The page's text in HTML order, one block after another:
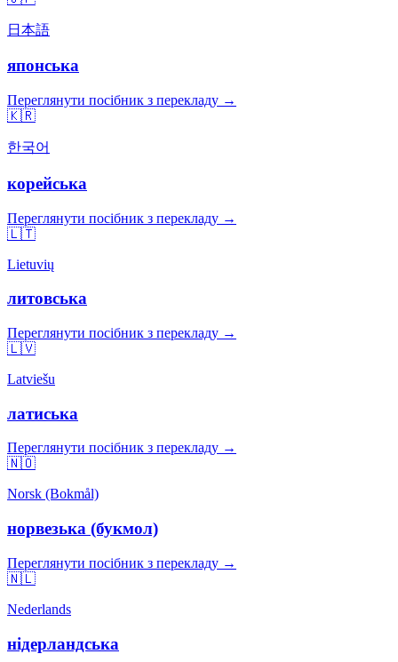
日本語
японська
Переглянути посібник з перекладу →
🇰🇷
한국어
корейська
Переглянути посібник з перекладу →
🇱🇹
Lietuvių
литовська
Переглянути посібник з перекладу →
🇱🇻
Latviešu
латиська
Переглянути посібник з перекладу →
🇳🇴
Norsk (Bokmål)
норвезька (букмол)
Переглянути посібник з перекладу →
🇳🇱
Nederlands
нідерландська